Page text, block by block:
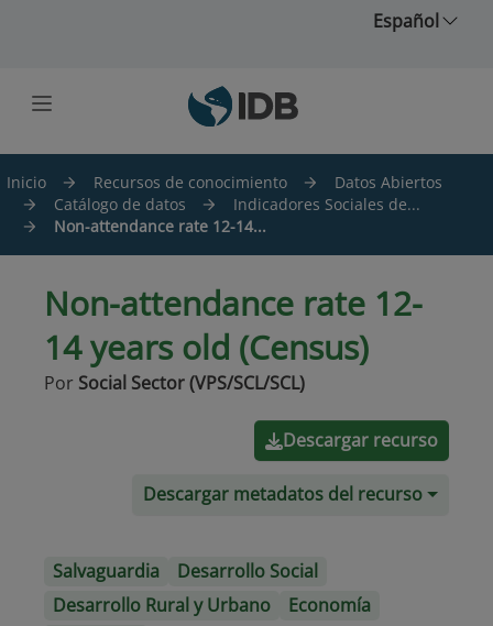
Español
Inicio Recursos de conocimiento
Datos Abiertos
Catálogo de datos
Indicadores Sociales de...
Non-attendance rate 12-14...
Non-attendance rate 12-
14 years old (Census)
Por Social Sector (VPS/SCL/SCL)
Descargar recurso
Descargar metadatos del recurso
Salvaguardia
Desarrollo Social
Desarrollo Rural y Urbano
Economía